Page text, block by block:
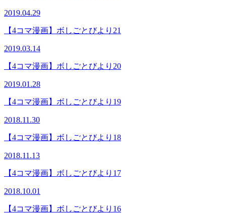
2019.04.29
【4コマ漫画】ボしごとびより21
2019.03.14
【4コマ漫画】ボしごとびより20
2019.01.28
【4コマ漫画】ボしごとびより19
2018.11.30
【4コマ漫画】ボしごとびより18
2018.11.13
【4コマ漫画】ボしごとびより17
2018.10.01
【4コマ漫画】ボしごとびより16